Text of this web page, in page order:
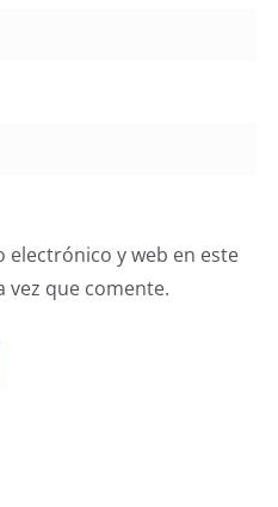
y web en este
vez que comente.